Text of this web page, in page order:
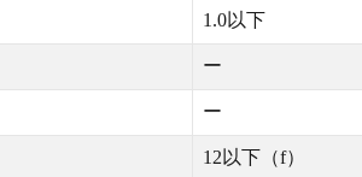
1.0以下
ー
ー
12以下（f）